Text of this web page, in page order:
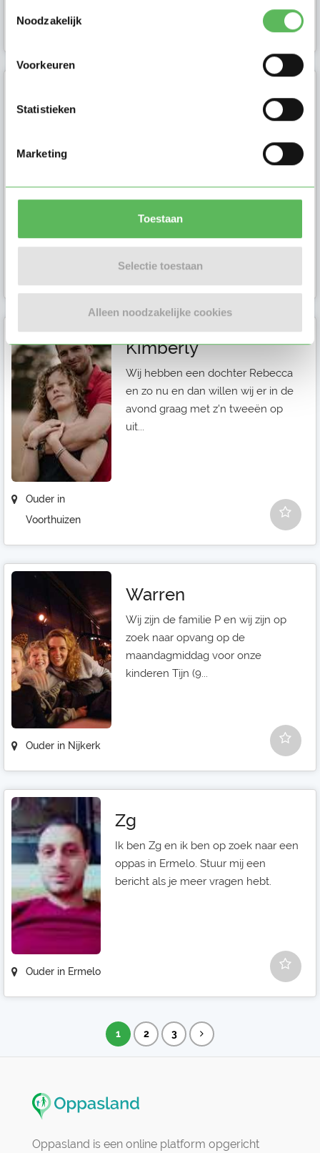
Noodzakelijk
Voorkeuren
Statistieken
Marketing
Toestaan
Selectie toestaan
Alleen noodzakelijke cookies
Ouder in Putten
een oppas in Harderwijk. Stuur mij
een bericht als je meer vragen
Ouder in
Voorthuizen
Kimberly
Wij hebben een dochter Rebecca
en zo nu en dan willen wij er in de
avond graag met z'n tweeën op
uit...
Ouder in Nijkerk
Warren
Wij zijn de familie P en wij zijn op
zoek naar opvang op de
maandagmiddag voor onze
kinderen Tijn (9...
Ouder in Ermelo
Zg
Ik ben Zg en ik ben op zoek naar een
oppas in Ermelo. Stuur mij een
bericht als je meer vragen hebt.
1 2 3
Oppasland is een online platform opgericht